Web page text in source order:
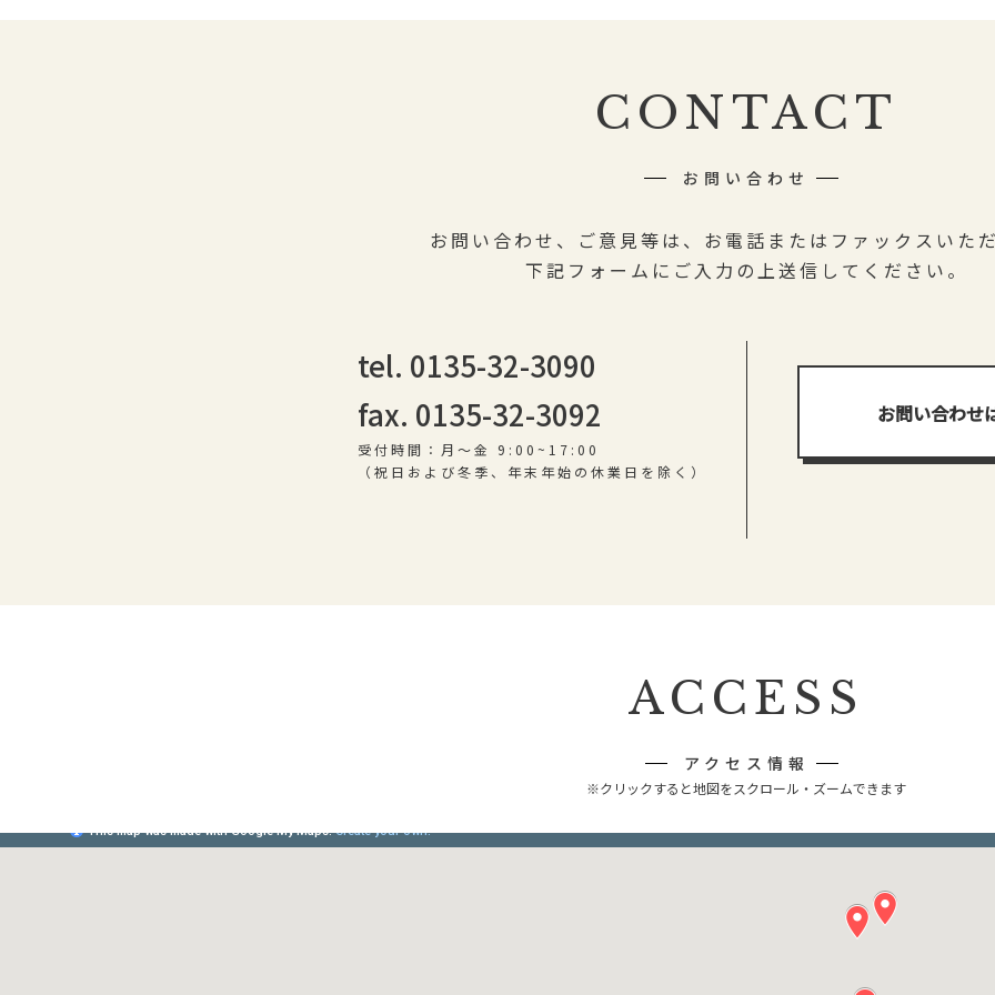
CONTACT
お問い合わせ
お問い合わせ、ご意見等は 、 お電話またはファックスいただ
下記フォームにご入力の上 送信してください。
tel. 0135-32-3090
fax. 0135-32-3092
受付時間：月〜金 9:00~17:00
（祝日および冬季、年末年始の休業日を除く）
お問い合わせ
ACCESS
アクセス情報
※クリックすると地図をスクロール・ズームできます